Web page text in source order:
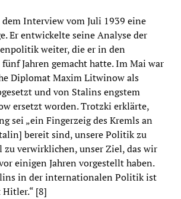
Interview vom Juli 1939 eine
Er entwickelte seine Analyse der
weiter, die er in den
Jahren gemacht hatte. Im Mai war
Diplomat Maxim Litwinow als
und von Stalins engstem
ersetzt worden. Trotzki erklärte,
sei „ein Fingerzeig des Kremls an
bereit sind, unsere Politik zu
zu verwirklichen, unser Ziel, das wir
einigen Jahren vorgestellt haben.
in der internationalen Politik ist
[8]